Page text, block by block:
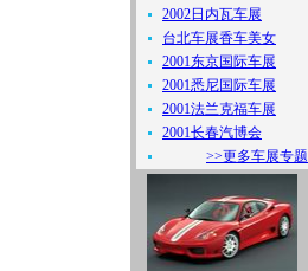
2002日内瓦车展
台北车展香车美女
2001东京国际车展
2001悉尼国际车展
2001法兰克福车展
2001长春汽博会
>>更多车展专题